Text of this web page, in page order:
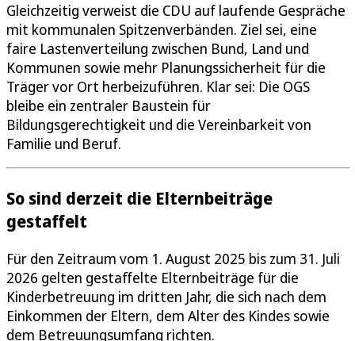
Gleichzeitig verweist die CDU auf laufende Gespräche
mit kommunalen Spitzenverbänden. Ziel sei, eine
faire Lastenverteilung zwischen Bund, Land und
Kommunen sowie mehr Planungssicherheit für die
Träger vor Ort herbeizuführen. Klar sei: Die OGS
bleibe ein zentraler Baustein für
Bildungsgerechtigkeit und die Vereinbarkeit von
Familie und Beruf.
So sind derzeit die Elternbeiträge
gestaffelt
Für den Zeitraum vom 1. August 2025 bis zum 31. Juli
2026 gelten gestaffelte Elternbeiträge für die
Kinderbetreuung im dritten Jahr, die sich nach dem
Einkommen der Eltern, dem Alter des Kindes sowie
dem Betreuungsumfang richten.